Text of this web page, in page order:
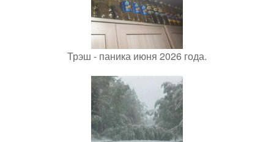
Трэш - паника июня 2026 года.